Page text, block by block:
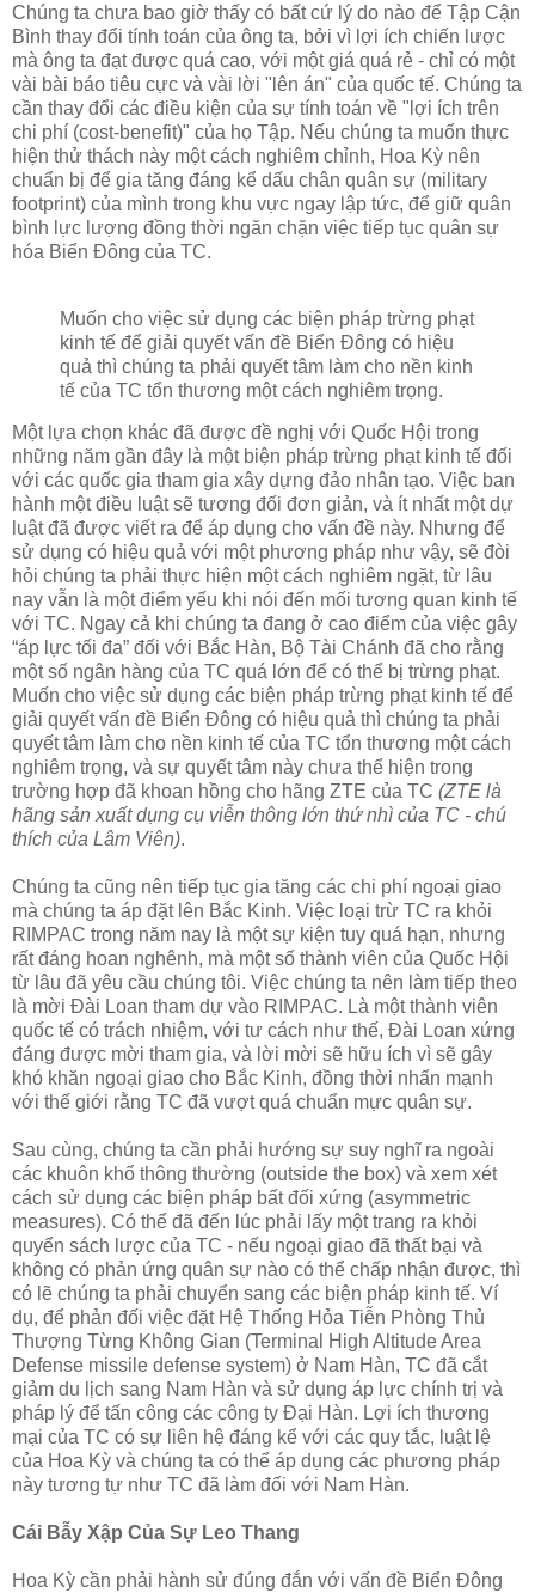
Chúng ta chưa bao giờ thấy có bất cứ lý do nào để Tập Cận
Bình thay đổi tính toán của ông ta, bởi vì lợi ích chiến lược
mà ông ta đạt được quá cao, với một giá quá rẻ - chỉ có một
vài bài báo tiêu cực và vài lời "lên án" của quốc tế. Chúng ta
cần thay đổi các điều kiện của sự tính toán về "lợi ích trên
chi phí (cost-benefit)" của họ Tập. Nếu chúng ta muốn thực
hiện thử thách này một cách nghiêm chỉnh, Hoa Kỳ nên
chuẩn bị để gia tăng đáng kể dấu chân quân sự (military
footprint) của mình trong khu vực ngay lập tức, để giữ quân
bình lực lượng đồng thời ngăn chặn việc tiếp tục quân sự
hóa Biển Đông của TC.
Muốn cho việc sử dụng các biện pháp trừng phạt
kinh tế để giải quyết vấn đề Biển Đông có hiệu
quả thì chúng ta phải quyết tâm làm cho nền kinh
tế của TC tổn thương một cách nghiêm trọng.
Một lựa chọn khác đã được đề nghị với Quốc Hội trong
những năm gần đây là một biện pháp trừng phạt kinh tế đối
với các quốc gia tham gia xây dựng đảo nhân tạo. Việc ban
hành một điều luật sẽ tương đối đơn giản, và ít nhất một dự
luật đã được viết ra để áp dụng cho vấn đề này. Nhưng để
sử dụng có hiệu quả với một phương pháp như vậy, sẽ đòi
hỏi chúng ta phải thực hiện một cách nghiêm ngặt, từ lâu
nay vẫn là một điểm yếu khi nói đến mối tương quan kinh tế
với TC. Ngay cả khi chúng ta đang ở cao điểm của việc gây
“áp lực tối đa” đối với Bắc Hàn, Bộ Tài Chánh đã cho rằng
một số ngân hàng của TC quá lớn để có thể bị trừng phạt.
Muốn cho việc sử dụng các biện pháp trừng phạt kinh tế để
giải quyết vấn đề Biển Đông có hiệu quả thì chúng ta phải
quyết tâm làm cho nền kinh tế của TC tổn thương một cách
nghiêm trọng, và sự quyết tâm này chưa thể hiện trong
trường hợp đã khoan hồng cho hãng ZTE của TC (ZTE là
hãng sản xuất dụng cụ viễn thông lớn thứ nhì của TC - chú
thích của Lâm Viên).
Chúng ta cũng nên tiếp tục gia tăng các chi phí ngoại giao
mà chúng ta áp đặt lên Bắc Kinh. Việc loại trừ TC ra khỏi
RIMPAC trong năm nay là một sự kiện tuy quá hạn, nhưng
rất đáng hoan nghênh, mà một số thành viên của Quốc Hội
từ lâu đã yêu cầu chúng tôi. Việc chúng ta nên làm tiếp theo
là mời Đài Loan tham dự vào RIMPAC. Là một thành viên
quốc tế có trách nhiệm, với tư cách như thế, Đài Loan xứng
đáng được mời tham gia, và lời mời sẽ hữu ích vì sẽ gây
khó khăn ngoại giao cho Bắc Kinh, đồng thời nhấn mạnh
với thế giới rằng TC đã vượt quá chuẩn mực quân sự.
Sau cùng, chúng ta cần phải hướng sự suy nghĩ ra ngoài
các khuôn khổ thông thường (outside the box) và xem xét
cách sử dụng các biện pháp bất đối xứng (asymmetric
measures). Có thể đã đến lúc phải lấy một trang ra khỏi
quyển sách lược của TC - nếu ngoại giao đã thất bại và
không có phản ứng quân sự nào có thể chấp nhận được, thì
có lẽ chúng ta phải chuyển sang các biện pháp kinh tế. Ví
dụ, để phản đối việc đặt Hệ Thống Hỏa Tiễn Phòng Thủ
Thượng Từng Không Gian (Terminal High Altitude Area
Defense missile defense system) ở Nam Hàn, TC đã cắt
giảm du lịch sang Nam Hàn và sử dụng áp lực chính trị và
pháp lý để tấn công các công ty Đại Hàn. Lợi ích thương
mại của TC có sự liên hệ đáng kể với các quy tắc, luật lệ
của Hoa Kỳ và chúng ta có thể áp dụng các phương pháp
này tương tự như TC đã làm đối với Nam Hàn.
Cái Bẫy Xập Của Sự Leo Thang
Hoa Kỳ cần phải hành sử đúng đắn với vấn đề Biển Đông